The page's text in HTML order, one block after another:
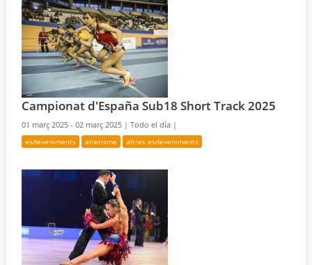
Campionat d'España Sub18 Short Track 2025
01 març 2025 - 02 març 2025 |Todo el día |
esdeveniments atletisme altres esdeveniments